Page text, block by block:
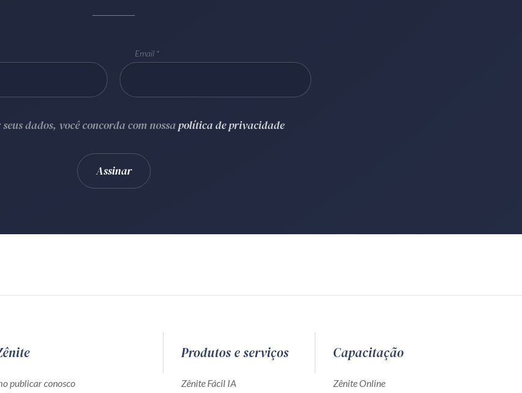
Email
dados, você concorda com nossapolítica de privacidade
publicar conosco
Produtos e serviços
Zênite Fácil IA
Capacitação
Zênite Online